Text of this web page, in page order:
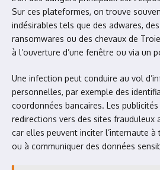
Sur ces plateformes, on trouve
indésirables tels que des adwares,
ransomwares ou des chevaux de
à l’ouverture d’une fenêtre ou via un
Une infection peut conduire au vol
personnelles, par exemple des
coordonnées bancaires. Les
redirections vers des sites frauduleux
car elles peuvent inciter l’internaute à
ou à communiquer des données